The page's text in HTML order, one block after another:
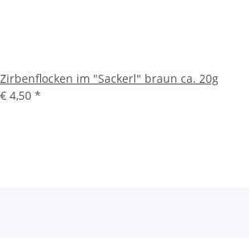
Zirbenflocken im "Sackerl" braun ca. 20g
€ 4,50 *